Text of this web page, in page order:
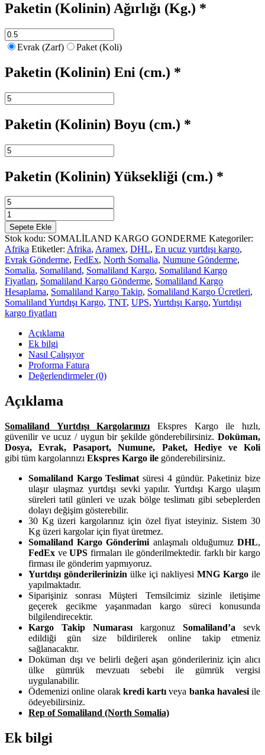
Paketin (Kolinin) Ağırlığı (Kg.) *
Evrak (Zarf) Paket (Koli)
Paketin (Kolinin) Eni (cm.) *
Paketin (Kolinin) Boyu (cm.) *
Paketin (Kolinin) Yüksekliği (cm.) *
Somaliland
Kargo
adet
Sepete Ekle
Stok kodu: SOMALİLAND KARGO GONDERME Kategoriler:
Afrika Etiketler: Afrika, Aramex, DHL, En ucuz yurtdışı kargo,
Evrak Gönderme, FedEx, North Somalia, Numune Gönderme,
Somalia, Somaliland, Somaliland Kargo, Somaliland Kargo
Fiyatları, Somaliland Kargo Gönderme, Somaliland Kargo
Hesaplama, Somaliland Kargo Takip, Somaliland Kargo Ücretleri,
Somaliland Yurtdışı Kargo, TNT, UPS, Yurtdışı Kargo, Yurtdışı
kargo fiyatları
Açıklama
Ek bilgi
Nasıl Çalışıyor
Proforma Fatura
Değerlendirmeler (0)
Açıklama
Somaliland Yurtdışı Kargolarınızı Ekspres Kargo ile hızlı,
güvenilir ve ucuz / uygun bir şekilde gönderebilirsiniz. Doküman,
Dosya, Evrak, Pasaport, Numune, Paket, Hediye ve Koli
gibi tüm kargolarınızı Ekspres Kargo ile gönderebilirsiniz.
Somaliland Kargo Teslimat süresi 4 gündür. Paketiniz bize
ulaşır ulaşmaz yurtdışı sevki yapılır. Yurtdışı Kargo ulaşım
süreleri tatil günleri ve uzak bölge teslimatı gibi sebeplerden
dolayı değişim gösterebilir.
30 Kg üzeri kargolarınız için özel fiyat isteyiniz. Sistem 30
Kg üzeri kargolar için fiyat üretmez.
Somaliland Kargo Gönderimi anlaşmalı olduğumuzDHL,
FedEx veUPS firmaları ile gönderilmektedir. farklı bir kargo
firması ile gönderim yapmıyoruz.
Yurtdışı gönderilerinizin ülke içi nakliyesi MNG Kargo ile
yapılmaktadır.
Siparişiniz sonrası Müşteri Temsilcimiz sizinle iletişime
geçerek gecikme yaşanmadan kargo süreci konusunda
bilgilendirecektir.
Kargo Takip Numarası kargonuz Somaliland’a sevk
edildiği gün size bildirilerek online takip etmeniz
sağlanacaktır.
Doküman dışı ve belirli değeri aşan gönderileriniz için alıcı
ülke gümrük mevzuatı sebebi ile gümrük vergisi
uygulanabilir.
Ödemenizi online olarak kredi kartı veya banka havalesiile
ödeyebilirsiniz.
Rep of Somaliland (North Somalia)
Ek bilgi